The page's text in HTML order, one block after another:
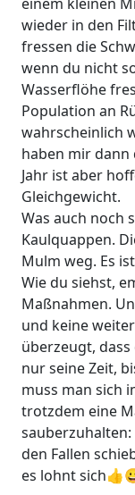
wieder in den
fressen die
wenn du nicht
Wasserflöhe
Population an
wahrscheinlich
haben mir dann
Jahr ist aber
Gleichgewicht.
Was auch noch
Kaulquappen.
Mulm weg. Es
Wie du siehst,
Maßnahmen.
und keine
überzeugt,
nur seine Zeit,
muss man sich
trotzdem eine
den Fallen
es lohnt